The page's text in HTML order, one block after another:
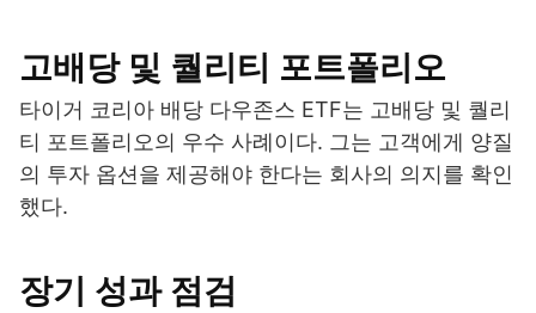
고배당 및 퀄리티 포트폴리오
타이거 코리아 배당 다우존스 ETF는 고배당 및 퀄리
티 포트폴리오의 우수 사례이다. 그는 고객에게 양질
의 투자 옵션을 제공해야 한다는 회사의 의지를 확인
했다.
장기 성과 점검